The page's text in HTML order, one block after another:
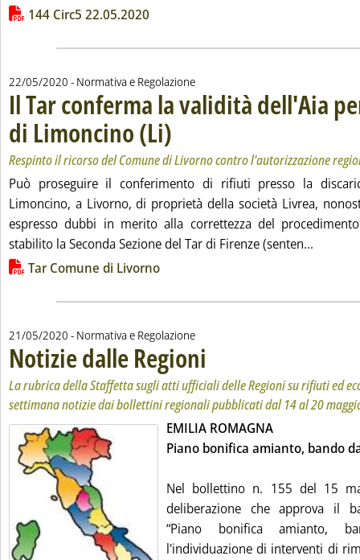
Lista allegati PDF alla notizia
144 Circ5 22.05.2020
22/05/2020 - Normativa e Regolazione
Il Tar conferma la validità dell'Aia
di Limoncino (Li) . Sottotitolo: Respinto il ricorso del Comune di
. Pubblicata venerdì 22 maggio 2020 alle 15.56.
Respinto il ricorso del Comune di Livorno contro l'autorizzazione
Può proseguire il conferimento di rifiuti presso la
Limoncino, a Livorno, di proprietà della società Livrea,
espresso dubbi in merito alla correttezza del
stabilito la Seconda Sezione del Tar di Firenze (senten...
Lista allegati PDF alla notizia
Tar Comune di Livorno
21/05/2020 - Normativa e Regolazione
Notizie dalle Regioni
La rubrica della Staffetta sugli atti ufficiali delle Regioni su rifiuti ed
settimana notizie dai bollettini regionali pubblicati dal 14 al 20
EMILIA ROMAGNA
Piano bonifica amianto, bando
Nel bollettino n. 155 del 15
deliberazione che approva il
“Piano bonifica amianto,
l'individuazione di interventi di